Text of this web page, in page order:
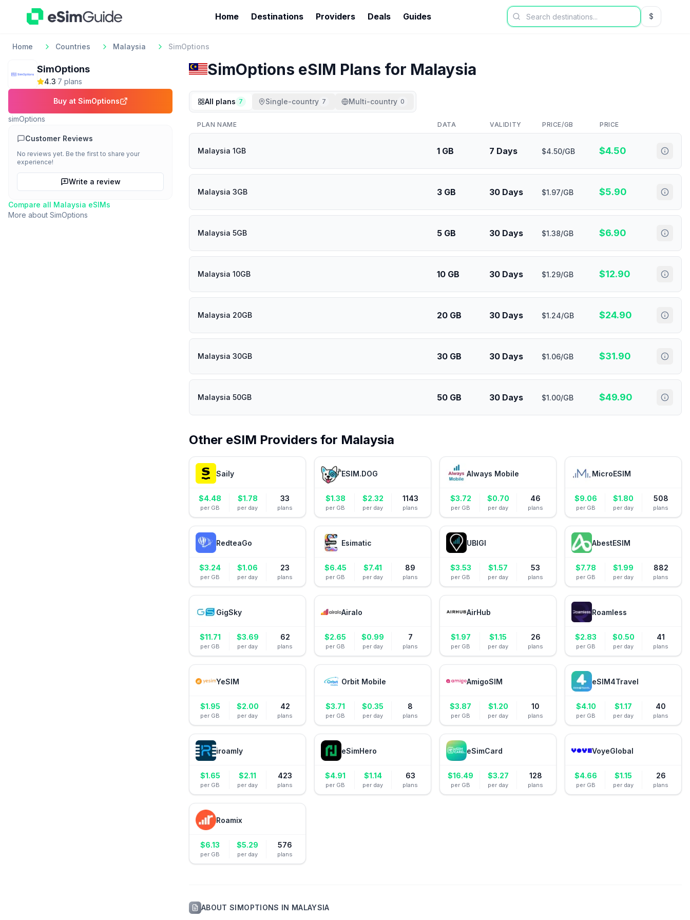
Home Destinations Providers Deals Guides $USD US
Home Countries Malaysia SimOptions
SimOptions
4.3·7 plans
Buy at SimOptions
simOptions
Customer Reviews
No reviews yet. Be the first to share your
experience!
Write a review
Compare all Malaysia eSIMs
More about SimOptions
SimOptions eSIM Plans for Malaysia
All plans 7 Single-country 7 Multi-country 0
PLAN NAME DATA VALIDITY PRICE/GB PRICE
Malaysia 1GB 1 GB 7 Days $4.50/GB $4.50
Malaysia 3GB 3 GB 30 Days $1.97/GB $5.90
Malaysia 5GB 5 GB 30 Days $1.38/GB $6.90
Malaysia 10GB 10 GB 30 Days $1.29/GB $12.90
Malaysia 20GB 20 GB 30 Days $1.24/GB $24.90
Malaysia 30GB 30 GB 30 Days $1.06/GB $31.90
Malaysia 50GB 50 GB 30 Days $1.00/GB $49.90
Other eSIM Providers for Malaysia
Saily
$4.48
per GB
$1.78
per day
33
plans
ESIM.DOG
$1.38
per GB
$2.32
per day
1143
plans
Always Mobile
$3.72
per GB
$0.70
per day
46
plans
MicroESIM
$9.06
per GB
$1.80
per day
508
plans
RedteaGo
$3.24
per GB
$1.06
per day
23
plans
Esimatic
$6.45
per GB
$7.41
per day
89
plans
UBIGI
$3.53
per GB
$1.57
per day
53
plans
AbestESIM
$7.78
per GB
$1.99
per day
882
plans
GigSky
$11.71
per GB
$3.69
per day
62
plans
Airalo
$2.65
per GB
$0.99
per day
7
plans
AirHub
$1.97
per GB
$1.15
per day
26
plans
Roamless
$2.83
per GB
$0.50
per day
41
plans
YeSIM
$1.95
per GB
$2.00
per day
42
plans
Orbit Mobile
$3.71
per GB
$0.35
per day
8
plans
AmigoSIM
$3.87
per GB
$1.20
per day
10
plans
eSIM4Travel
$4.10
per GB
$1.17
per day
40
plans
iroamly
$1.65
per GB
$2.11
per day
423
plans
eSimHero
$4.91
per GB
$1.14
per day
63
plans
eSimCard
$16.49
per GB
$3.27
per day
128
plans
VoyeGlobal
$4.66
per GB
$1.15
per day
26
plans
Roamix
$6.13
per GB
$5.29
per day
576
plans
ABOUTSIMOPTIONS IN MALAYSIA